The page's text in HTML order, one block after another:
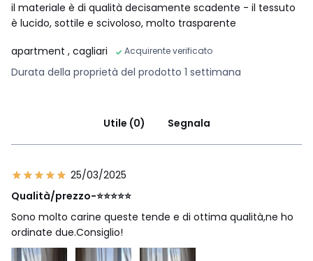
il materiale è di qualità decisamente scadente - il tessuto
è lucido, sottile e scivoloso, molto trasparente
apartment , cagliari Acquirente verificato
Durata della proprietà del prodotto 1 settimana
Utile (0) Segnala
25/03/2025
Qualità/prezzo-⭐️⭐️⭐️⭐️⭐️
Sono molto carine queste tende e di ottima qualità,ne ho
ordinate due.Consiglio!